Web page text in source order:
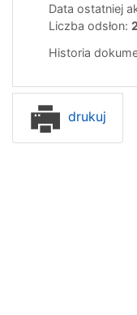
Data ostatniej
Liczba odsłon:
Historia
drukuj